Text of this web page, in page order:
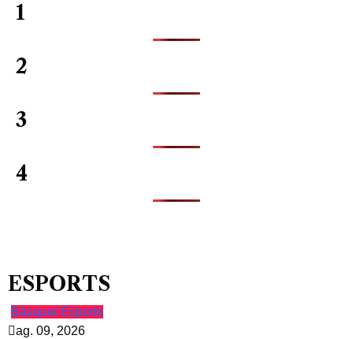
1
2
3
4
ESPORTS
Bàsquet Esports
ag. 09, 2026